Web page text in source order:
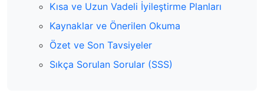
Kısa ve Uzun Vadeli İyileştirme Planları
Kaynaklar ve Önerilen Okuma
Özet ve Son Tavsiyeler
Sıkça Sorulan Sorular (SSS)